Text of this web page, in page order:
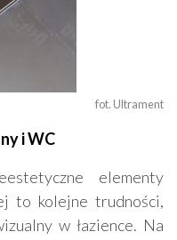
fot. Ultrament
i WC
elementy
to kolejne trudności,
w łazience. Na